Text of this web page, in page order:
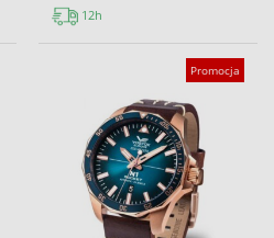
12h
Promocja